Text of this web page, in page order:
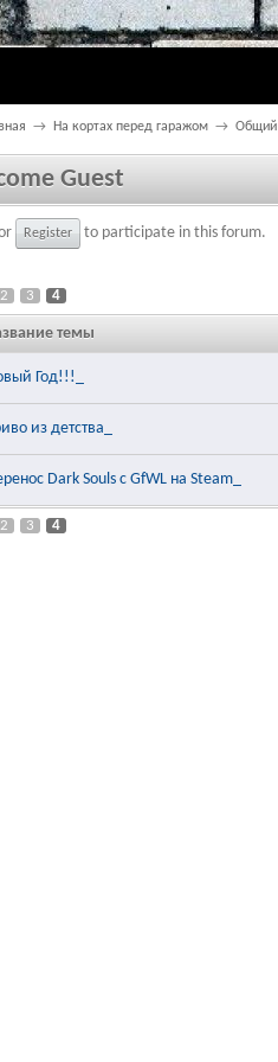
→ На кортах перед гаражом → Общий
Guest
Register to participate in this forum.
2 3 4
темы
Год!!!_
из детства_
Dark Souls с GfWL на Steam_
2 3 4